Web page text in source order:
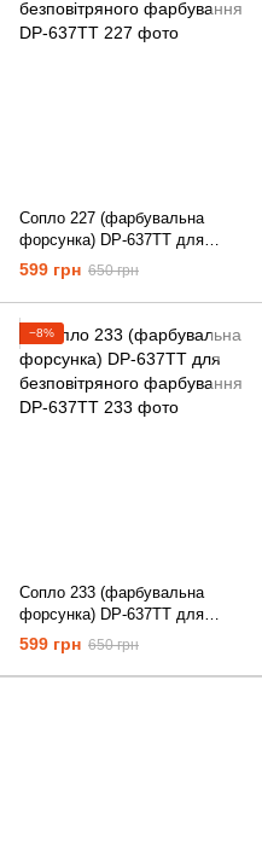
Сопло 227 (фарбувальна
форсунка) DP-637TT для
безповітряного фарбування
599 грн 650 грн
−8%
Сопло 233 (фарбувальна
форсунка) DP-637TT для
безповітряного фарбування
599 грн 650 грн